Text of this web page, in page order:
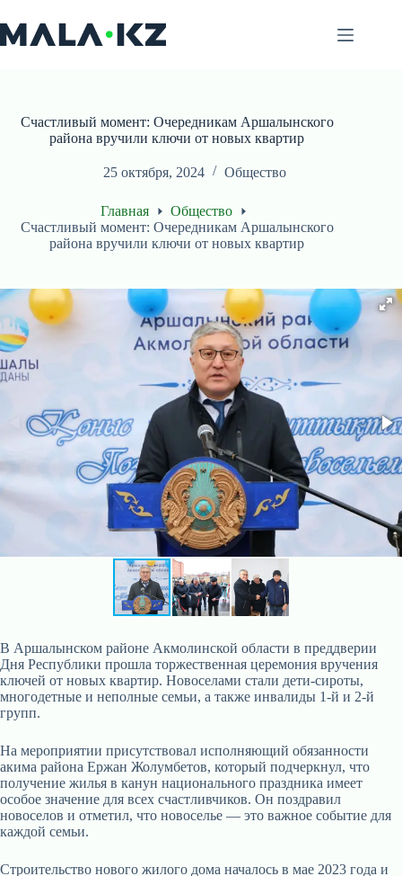
к
сути
Счастливый момент: Очередникам Аршалынского
района вручили ключи от новых квартир
25 октября, 2024 Общество
Главная
Общество
Счастливый момент: Очередникам Аршалынского
района вручили ключи от новых квартир
В Аршалынском районе Акмолинской области в преддверии
Дня Республики прошла торжественная церемония вручения
ключей от новых квартир. Новоселами стали дети-сироты,
многодетные и неполные семьи, а также инвалиды 1-й и 2-й
групп.
На мероприятии присутствовал исполняющий обязанности
акима района Ержан Жолумбетов, который подчеркнул, что
получение жилья в канун национального праздника имеет
особое значение для всех счастливчиков. Он поздравил
новоселов и отметил, что новоселье — это важное событие для
каждой семьи.
Строительство нового жилого дома началось в мае 2023 года и